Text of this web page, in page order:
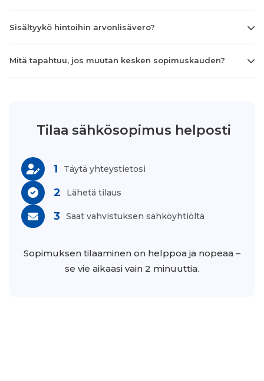
Sisältyykö hintoihin arvonlisävero?
Mitä tapahtuu, jos muutan kesken sopimuskauden?
Tilaa sähkösopimus helposti
1 Täytä yhteystietosi
2 Lähetä tilaus
3 Saat vahvistuksen sähköyhtiöltä
Sopimuksen tilaaminen on helppoa ja nopeaa –
se vie aikaasi vain 2 minuuttia.